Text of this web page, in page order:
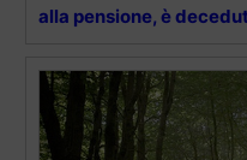
alla pensione, è